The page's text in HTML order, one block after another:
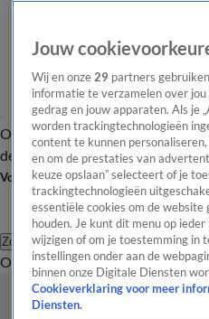
OverzichtAfleveringen
de redactieNieuwsbrief
Volg Shownieuws
Zoeken
OverzichtEntertainment
Jouw
Wij en onze 29 partners
informatie te verzamelen over
gedrag en jouw apparaten. Als je
worden trackingtechnologieën
content te kunnen
en om de prestaties van
keuze opslaan” selecteert of je
trackingtechnologieën
essentiële cookies om de
houden. Je kunt dit menu op
wijzigen of om je toestemming in
instellingen onder aan de
binnen onze Digitale Diensten
Cookieverklaring voor meer
Diensten.